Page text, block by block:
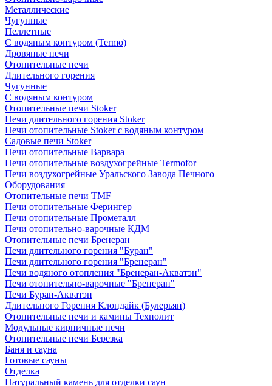
Металлические
Чугунные
Пеллетные
С водяным контуром (Termo)
Дровяные печи
Отопительные печи
Длительного горения
Чугунные
C водяным контуром
Отопительные печи Stoker
Печи длительного горения Stoker
Печи отопительные Stoker с водяным контуром
Садовые печи Stoker
Печи отопительные Варвара
Печи отопительные воздухогрейные Termofor
Печи воздухогрейные Уральского Завода Печного
Оборудования
Отопительные печи TMF
Печи отопительные Ферингер
Печи отопительные Прометалл
Печи отопительно-варочные КДМ
Отопительные печи Бренеран
Печи длительного горения "Буран"
Печи длительного горения "Бренеран"
Печи водяного отопления "Бренеран-Акватэн"
Печи отопительно-варочные "Бренеран"
Печи Буран-Акватэн
Длительного Горения Клондайк (Булерьян)
Отопительные печи и камины Технолит
Модульные кирпичные печи
Отопительные печи Березка
Баня и сауна
Готовые сауны
Отделка
Натуральный камень для отделки саун